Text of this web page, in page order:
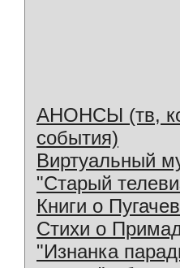
АНОНСЫ (тв,
события)
Виртуальный
"Старый
Книги о
Стихи о
"Изнанка